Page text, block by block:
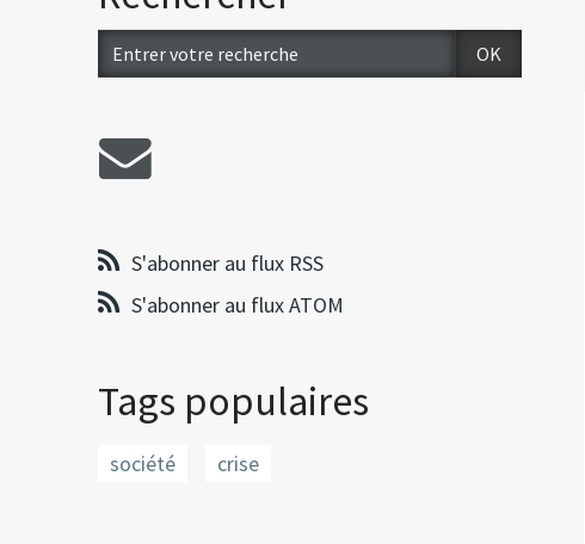
S'abonner au flux RSS
S'abonner au flux ATOM
Tags populaires
société crise